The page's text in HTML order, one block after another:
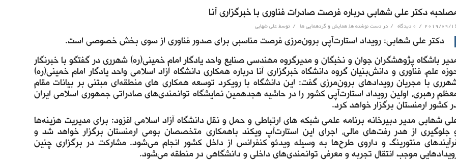
دکتر علی شهابی درباره فرصت صادرات فناوری با خبرگزاری آنا
2019/09/
/ ۰ دیدگاه / در دست نوشته ها, همایش و گردهمایی ها / توسط علی شهابی
دکتر علی شهابی: رویداد استارت‌آپی برون‌مرزی فرصت مناسبی برای صدور فناوری از سوی بخش خصوصی است.
باشگاه پژوهشگران جوان و نخبگان و مدیرگروه مهندسی صنایع واحد یادگار امام خمینی(ره) شهرری در گفتگو با خبرنگار
علم، فناوری و دانش‌بنیان گروه دانشگاه خبرگزاری آنا درباره همکاری دانشگاه آزاد اسلامی واحد یادگار امام خمینی(ره)
با مجریان رویدادهای برون‌مرزی گفت: این دانشگاه با رویکرد توسعه همکاری های منطقه‌ای مبتنی بر بیانات مقام
رهبری، اولین رویداد استارت‌آپی کشور را در حاشیه هجدهمین نمایشگاه توانمندی‌های صادراتی جمهوری اسلامی ایران
کشور ارمنستان برگزار خواهد کرد.
شهابی مدیر دبیرخانه برنامه علمی شبکه های ارتباطی و حمل و نقل دانشگاه آزاد اسلامی افزود: برای مدیریت هزینه‌‌ها
جلوگیری از هدر رفت‌های مالی، اجرای این استارت‌آپ ویکند باهمکاری متخصصان بومی ارمنستان برگزار خواهد شد و
منتورینگ و داروی طرح‌ها به وسیله ویدئو کنفرانس از داخل کشور انجام می‌شود. مشارکت در برگزاری چنین
موجب انتقال تجربه و معرفی توانمندی‌های داخلی و دانشگاهی در منطقه می‌شود.